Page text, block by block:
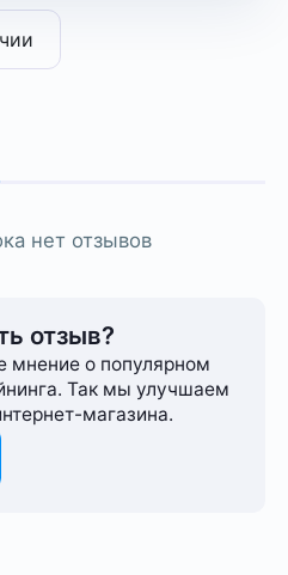
нет отзывов
отзыв?
мнение о популярном
Так мы улучшаем
⁠магазина.